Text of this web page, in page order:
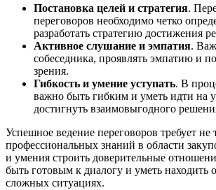
Постановка целей и стратегия.
переговоров необходимо четко
разработать стратегию достижения
Активное слушание и эмпатия.
собеседника, проявлять эмпатию и
зрения.
Гибкость и умение уступать. В
важно быть гибким и уметь идти на
достигнуть взаимовыгодного
Успешное ведение переговоров требует не
профессиональных знаний в области
и умения строить доверительные
быть готовым к диалогу и уметь находить
сложных ситуациях.